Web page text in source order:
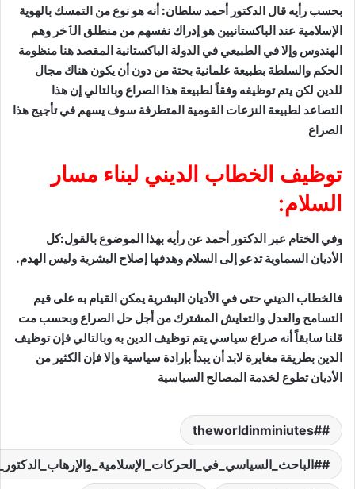
أحمد سلطان: أنه هو نوع من التمسك بالهوية
هو إدراك نفسهم من منطلق الٱخر وهم
الطبيعي في الدولة الباكستانية المقصد هنا منظومة
بطبيعة علمانية بحتة من دون أن يكون هناك مجال
وفقاً لطبيعة هذا الصراع وبالتالي إن هذا
النزعات القومية المتطرفة سوف يسهم في تأجيج هذا
الديني لبناء مسار
الدكتور أحمد عن رأيه بهذا الموضوع بالقول:كل
تدعو إلى السلام وهدفها إصلاح البشرية وليس الهدم.
حتى في الأديان البشرية يمكن القيام به على قيم
والتعايش المشترك من أجل حل الصراع وبحسب مت
صراع سياسي يتم توظيف الدين به وبالتالي فإن توظيف
لابد أن يبدأ بإرادة سياسية وإلا فإن الكثير من
المصالح السياسية